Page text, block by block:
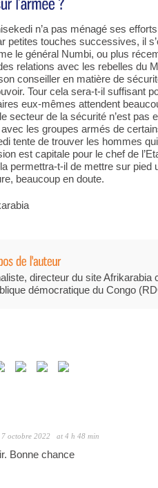
n’a pas ménagé ses
petites touches successives, il
le général Numbi, ou plus
relations avec les rebelles du
conseiller en matière de
Tour cela sera-t-il suffisant
eux-mêmes attendent
secteur de la sécurité n’est pas
avec les groupes armés de
tente de trouver les hommes
est capitale pour le chef de
permettra-t-il de mettre sur pied
beaucoup en doute.
directeur du site Afrikarabia
démocratique du Congo
7 octobre 2022 at 4 h 48 min
Bonne chance